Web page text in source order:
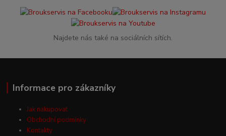
Najdete nás také na sociálních sítích.
Informace pro zákazníky
Jak nakupovat
Obchodní podmínky
Kontakty